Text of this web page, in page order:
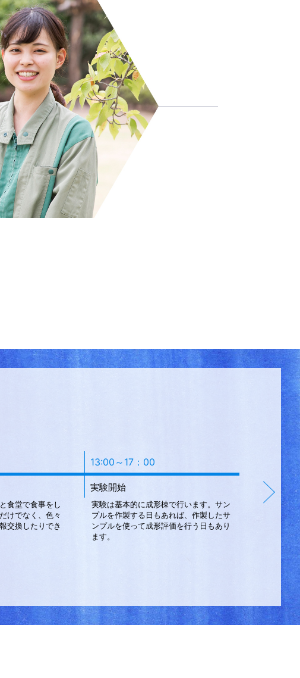
食堂で食事をし
けでなく、色々
交換したりでき
13:00～17：00
実験開始
実験は基本的に成形棟で行います。サン
プルを作製する日もあれば、作製したサ
ンプルを使って成形評価を行う日もあり
ます。
17:00～
実験ま
実験デー
の他にも
内容の発
資料など